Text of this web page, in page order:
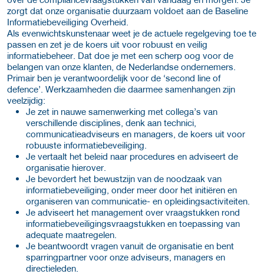
zorgt dat onze organisatie duurzaam voldoet aan de Baseline
Informatiebeveiliging Overheid.
Als evenwichtskunstenaar weet je de actuele regelgeving toe te
passen en zet je de koers uit voor robuust en veilig
informatiebeheer. Dat doe je met een scherp oog voor de
belangen van onze klanten, de Nederlandse ondernemers.
Primair ben je verantwoordelijk voor de ‘second line of
defence’. Werkzaamheden die daarmee samenhangen zijn
veelzijdig:
Je zet in nauwe samenwerking met collega’s van
verschillende disciplines, denk aan technici,
communicatieadviseurs en managers, de koers uit voor
robuuste informatiebeveiliging.
Je vertaalt het beleid naar procedures en adviseert de
organisatie hierover.
Je bevordert het bewustzijn van de noodzaak van
informatiebeveiliging, onder meer door het initiëren en
organiseren van communicatie- en opleidingsactiviteiten.
Je adviseert het management over vraagstukken rond
informatiebeveiligingsvraagstukken en toepassing van
adequate maatregelen.
Je beantwoordt vragen vanuit de organisatie en bent
sparringpartner voor onze adviseurs, managers en
directieleden.